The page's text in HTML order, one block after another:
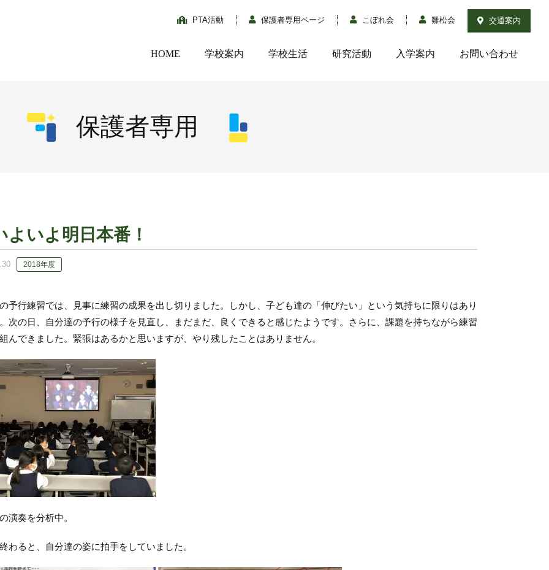
PTA活動 保護者専用ページ こぼれ会 雛松会 交通案内
HOME 学校案内 学校生活 研究活動 入学案内 お問い合わせ
保護者専用
よいよ明日本番！
2018年度
予行練習では、見事に練習の成果を出し切りました。しかし、子ども達の「伸びたい」という気持ちに限りはあり
次の日、自分達の予行の様子を見直し、まだまだ、良くできると感じたようです。さらに、課題を持ちながら練習
んできました。緊張はあるかと思いますが、やり残したことはありません。
演奏を分析中。
わると、自分達の姿に拍手をしていました。